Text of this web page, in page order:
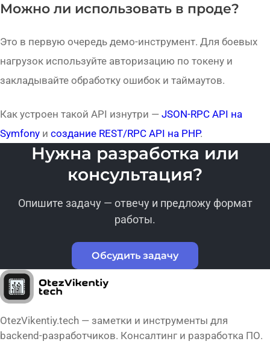
Можно ли использовать в проде?
Это в первую очередь демо-инструмент. Для боевых
нагрузок используйте авторизацию по токену и
закладывайте обработку ошибок и таймаутов.
Как устроен такой API изнутри — JSON-RPC API на
Symfony и создание REST/RPC API на PHP.
Нужна разработка или
консультация?
Опишите задачу — отвечу и предложу формат
работы.
Обсудить задачу
OtezVikentiy.tech — заметки и инструменты для
backend-разработчиков. Консалтинг и разработка ПО.